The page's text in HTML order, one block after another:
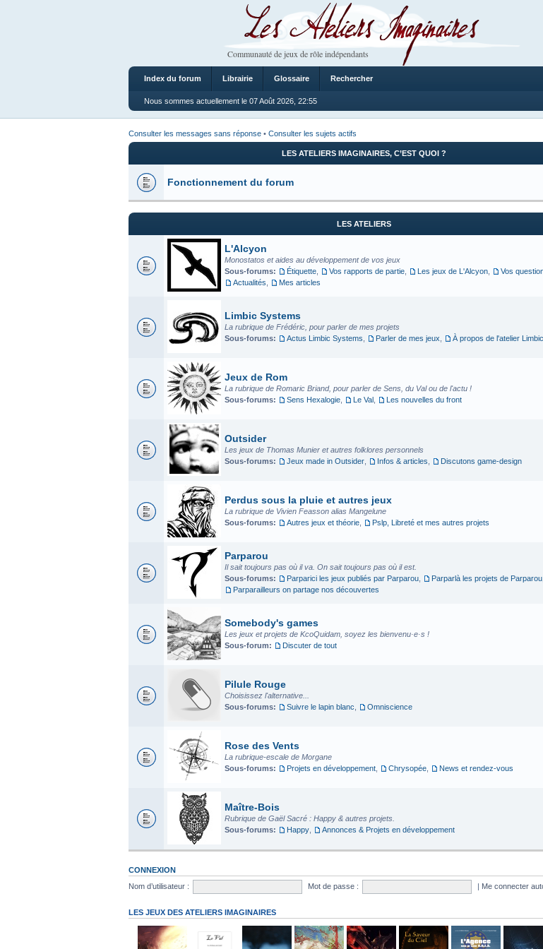
Les Ateliers Imaginaires
Communauté de jeux de rôle indépendants
Index du forum Librairie Glossaire Rechercher
Nous sommes actuellement le 07 Août 2026, 22:55
Consulter les messages sans réponse • Consulter les sujets actifs
LES ATELIERS IMAGINAIRES, C’EST QUOI ?
Fonctionnement du forum
LES ATELIERS
L'Alcyon
Monostatos et aides au développement de vos jeux
Sous-forums:
Étiquette Vos rapports de partie Les jeux de L'Alcyon Vos
Actualités
Mes articles
Limbic Systems
La rubrique de Frédéric, pour parler de mes projets
Sous-forums:
Actus Limbic Systems Parler de mes jeux À propos de l'atelier
Jeux de Rom
La rubrique de Romaric Briand, pour parler de Sens, du Val ou de l'actu !
Sous-forums:
Sens Hexalogie Le Val Les nouvelles du front
Outsider
Les jeux de Thomas Munier et autres folklores personnels
Sous-forums:
Jeux made in Outsider Infos & articles Discutons game-design
Perdus sous la pluie et autres jeux
La rubrique de Vivien Feasson alias Mangelune
Sous-forums:
Autres jeux et théorie Pslp, Libreté et mes autres projets
Parparou
Il sait toujours pas où il va. On sait toujours pas où il est.
Sous-forums:
Parparici les jeux publiés par Parparou Parparlà les projets de Parparou
Parparailleurs on partage nos découvertes
Somebody's games
Les jeux et projets de KcoQuidam, soyez les bienvenu·e·s !
Sous-forum:
Discuter de tout
Pilule Rouge
Choisissez l'alternative...
Sous-forums:
Suivre le lapin blanc Omniscience
Rose des Vents
La rubrique-escale de Morgane
Sous-forums:
Projets en développement Chrysopée News et rendez-vous
Maître-Bois
Rubrique de Gaël Sacré : Happy & autres projets.
Sous-forums:
Happy Annonces & Projets en développement
CONNEXION
Nom d’utilisateur :
Mot de passe : | Me connecter
LES JEUX DES ATELIERS IMAGINAIRES